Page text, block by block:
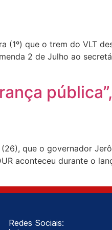
(1º) que o trem do VLT
2 de Julho ao
que o governador
aconteceu durante o
Redes Sociais: